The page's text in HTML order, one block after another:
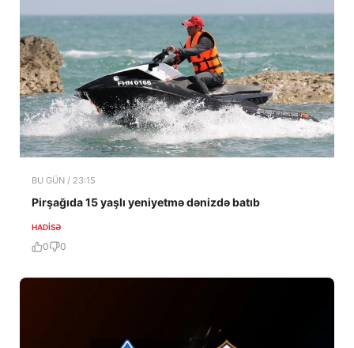
BU GÜN / 23:15
Pirşağıda 15 yaşlı yeniyetmə dənizdə batıb
HADISƏ
0 0